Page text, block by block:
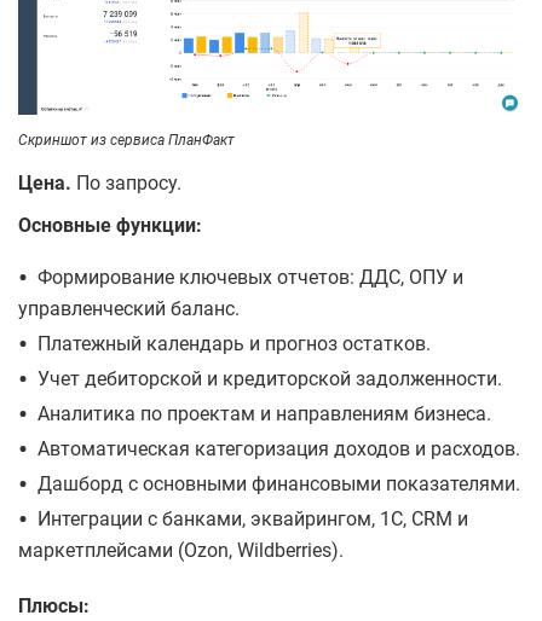
Скриншот из сервиса ПланФакт
Цена. По запросу.
Основные функции:
• Формирование ключевых отчетов: ДДС, ОПУ и
управленческий баланс.
• Платежный календарь и прогноз остатков.
• Учет дебиторской и кредиторской задолженности.
• Аналитика по проектам и направлениям бизнеса.
• Автоматическая категоризация доходов и расходов.
• Дашборд с основными финансовыми показателями.
• Интеграции с банками, эквайрингом, 1С, CRM и
маркетплейсами (Ozon, Wildberries).
Плюсы: